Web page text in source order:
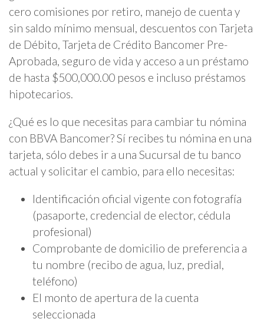
cero comisiones por retiro, manejo de cuenta y
sin saldo mínimo mensual, descuentos con Tarjeta
de Débito, Tarjeta de Crédito Bancomer Pre-
Aprobada, seguro de vida y acceso a un préstamo
de hasta $500,000.00 pesos e incluso préstamos
hipotecarios.
¿Qué es lo que necesitas para cambiar tu nómina
con BBVA Bancomer? Sí recibes tu nómina en una
tarjeta, sólo debes ir a una Sucursal de tu banco
actual y solicitar el cambio, para ello necesitas:
Identificación oficial vigente con fotografía
(pasaporte, credencial de elector, cédula
profesional)
Comprobante de domicilio de preferencia a
tu nombre (recibo de agua, luz, predial,
teléfono)
El monto de apertura de la cuenta
seleccionada